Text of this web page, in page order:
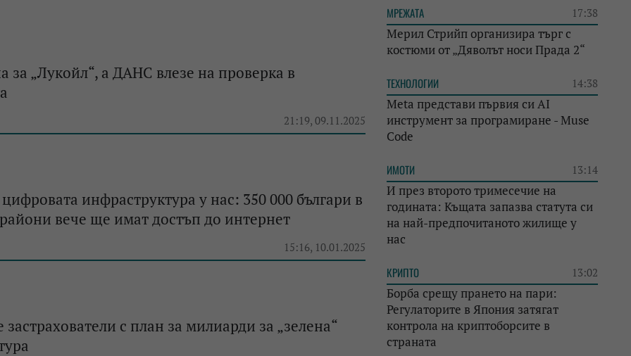
за „Лукойл“, а ДАНС влезе на проверка в
21:19, 09.11.2025
инфраструктура у нас: 350 000 българи в
вече ще имат достъп до интернет
15:16, 10.01.2025
застрахователи с план за милиарди за „зелена“
МРЕЖАТА 17:38
Мерил Стрийп организира търг с
костюми от „Дяволът носи Прада 2“
ТЕХНОЛОГИИ 14:38
Meta представи първия си AI
инструмент за програмиране - Muse
Code
ИМОТИ 13:14
И през второто тримесечие на
годината: Къщата запазва статута си
на най-предпочитаното жилище у
нас
КРИПТО 13:02
Борба срещу прането на пари:
Регулаторите в Япония затягат
контрола на криптоборсите в
страната